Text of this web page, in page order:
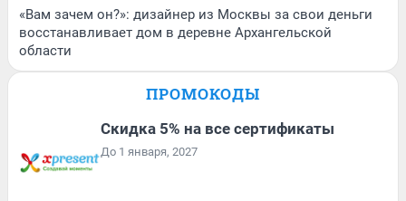
«Вам зачем он?»: дизайнер из Москвы за свои деньги
восстанавливает дом в деревне Архангельской
области
ПРОМОКОДЫ
Скидка 5% на все сертификаты
До 1 января, 2027